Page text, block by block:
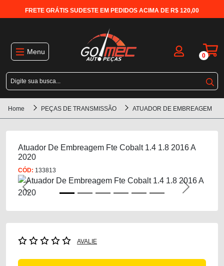
FRETE GRÁTIS SUDESTE EM PEDIDOS ACIMA DE R$ 120,00
Menu 0
Home PEÇAS DE TRANSMISSÃO ATUADOR DE EMBREAGEM
Atuador De Embreagem Fte Cobalt 1.4 1.8 2016 A
2020
CÓD: 133813
Previous Next
AVALIE